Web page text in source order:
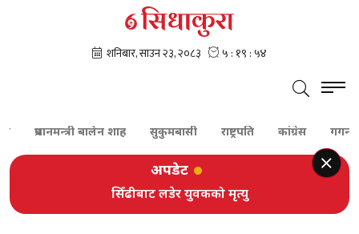
बालेन शाह सुकुमबासी राष्ट्रपति कांग्रेस गगन थापा
अपडेट
सिँढीबाट लडेर युवकको मृत्यु